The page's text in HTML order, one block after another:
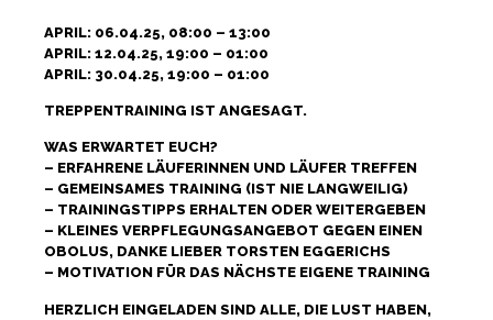
APRIL: 06.04.25, 08:00 – 13:00
APRIL: 12.04.25, 19:00 – 01:00
APRIL: 30.04.25, 19:00 – 01:00
TREPPENTRAINING IST ANGESAGT.
WAS ERWARTET EUCH?
– ERFAHRENE LÄUFERINNEN UND LÄUFER TREFFEN
– GEMEINSAMES TRAINING (IST NIE LANGWEILIG)
– TRAININGSTIPPS ERHALTEN ODER WEITERGEBEN
– KLEINES VERPFLEGUNGSANGEBOT GEGEN EINEN
OBOLUS, DANKE LIEBER TORSTEN EGGERICHS
– MOTIVATION FÜR DAS NÄCHSTE EIGENE TRAINING
HERZLICH EINGELADEN SIND ALLE, DIE LUST HABEN,